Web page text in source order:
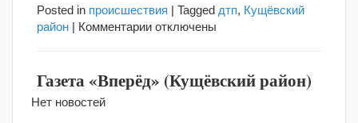
Posted in происшествия | Tagged дтп, Кущёвский
район | Комментариик
Кущевском
районе
отключены
Газета «Вперёд» (Кущёвский район)
Нет новостей